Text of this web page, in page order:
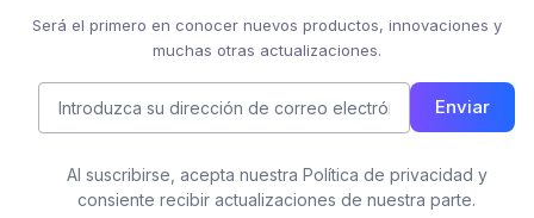
Será el primero en conocer nuevos productos, innovaciones y
muchas otras actualizaciones.
Enviar
Al suscribirse, acepta nuestra Política de privacidad y
consiente recibir actualizaciones de nuestra parte.